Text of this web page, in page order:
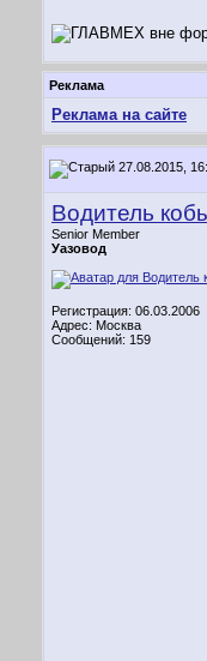
Реклама
Реклама на сайте
27.08.2015,
Водитель
Senior Member
Уазовод
Регистрация: 06.03.2006
Адрес: Москва
Сообщений: 159